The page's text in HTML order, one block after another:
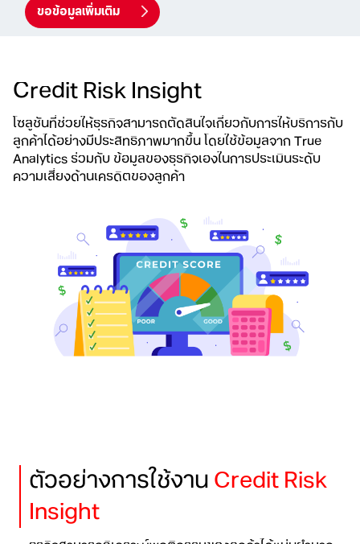
ขอข้อมูลเพิ่มเติม
Credit Risk Insight
โซลูชันที่ช่วยให้ธุรกิจสามารถตัดสินใจเกี่ยวกับการให้บริการกับ
ลูกค้าได้อย่างมีประสิทธิภาพมากขึ้น โดยใช้ข้อมูลจาก True
Analyticsร่วมกับ ข้อมูลของธุรกิจเองในการประเมินระดับ
ความเสี่ยงด้านเครดิตของลูกค้า
ตัวอย่างการใช้งานCredit Risk
Insight